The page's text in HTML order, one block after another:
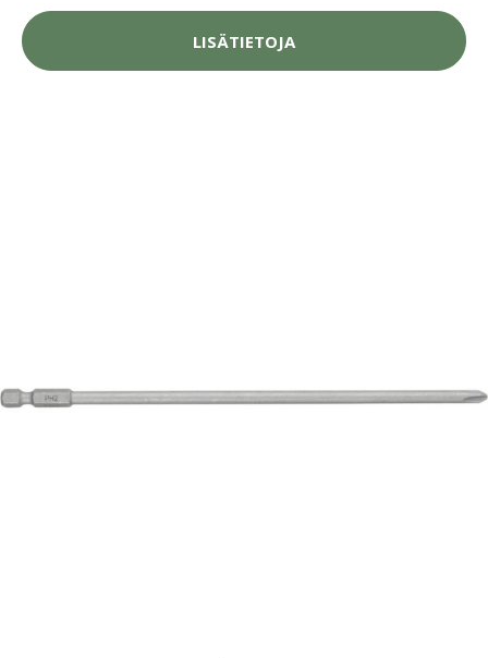
LISÄTIETOJA